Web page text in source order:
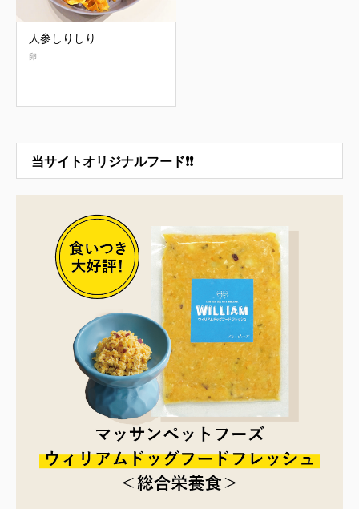
人参しりしり
卵
当サイトオリジナルフード❗❗